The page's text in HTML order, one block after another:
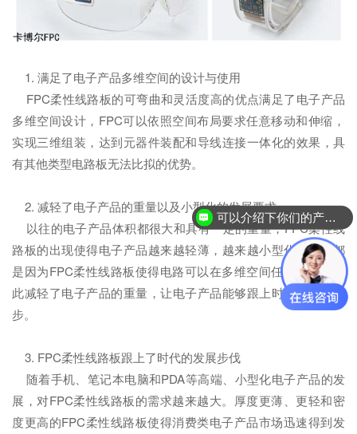
1. 满足了电子产品多维空间的设计与使用
FPC柔性线路板的可弯曲和灵活度高的优点满足了电子产品
多维空间设计，FPC可以依照空间布局要求任意移动和伸缩，
实现三维组装，达到元器件装配和导线连接一体化的效果，具
有其他类型电路板无法比拟的优势。
2. 减轻了电子产品的重量以及小型化的发展要求
以往的电子产品体积都很大和具有一定的重量，FPC柔性线
路板的出现使得电子产品越来越轻薄，越来越小型化。这些都
是因为FPC柔性线路板使得电路可以在多维空间任意组装，因
此减轻了电子产品的重量，让电子产品能够跟上时代的发展脚
步。
3. FPC柔性线路板跟上了时代的发展步伐
随着手机、笔记本电脑和PDA等高端、小型化电子产品的发
展，对FPC柔性线路板的需求越来越大。厚度更薄、更轻和密
度更高的FPC柔性线路板使得消费类电子产品市场迅速得到发
可以介绍下你们的产品么？